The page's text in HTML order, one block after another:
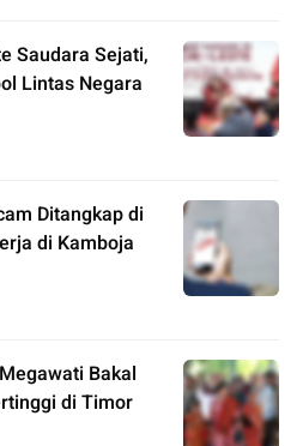
Saudara Sejati,
Lintas Negara
Ditangkap di
di Kamboja
Bakal
di Timor